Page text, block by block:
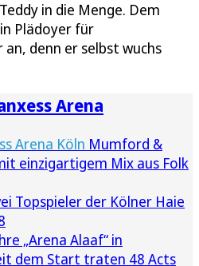
in die Menge. Dem
Plädoyer für
denn er selbst wuchs
Arena
Arena Köln Mumford &
einzigartigem Mix aus Folk
Topspieler der Kölner Haie
„Arena Alaaf“ in
dem Start traten 48 Acts